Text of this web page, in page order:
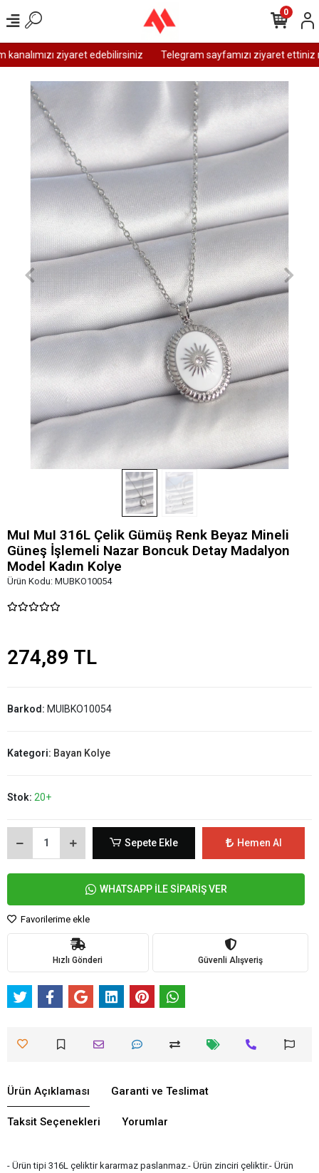
ziyaret edebilirsiniz Telegram sayfamızı ziyaret ettiniz
0
MuI MuI 316L Çelik Gümüş Renk Beyaz Mineli
Güneş İşlemeli Nazar Boncuk Detay Madalyon
Model Kadın Kolye
Ürün Kodu: MUBKO10054
274,89 TL
Barkod: MUIBKO10054
Kategori: Bayan Kolye
Stok: 20+
Sepete Ekle Hemen Al
WHATSAPP İLE SİPARİŞ VER
Favorilerime ekle
Hızlı Gönderi Güvenli Alışveriş
Ürün Açıklaması Garanti ve Teslimat
Taksit Seçenekleri Yorumlar
- Ürün tipi 316L çeliktir kararmaz paslanmaz.- Ürün zinciri çeliktir.- Ürün